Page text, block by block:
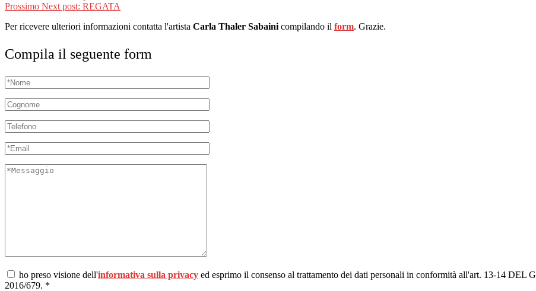
Prossimo Next post: REGATA
Per ricevere ulteriori informazioni contatta l'artista Carla Thaler Sabaini compilando il form. Grazie.
Compila il seguente form
ho preso visione dell'informativa sulla privacy ed esprimo il consenso al trattamento dei dati personali in conformità all'art. 13-14
2016/679. *